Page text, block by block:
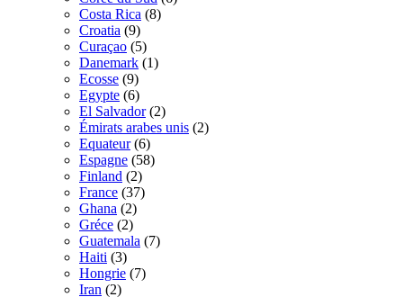
Costa Rica (8)
Croatia (9)
Curaçao (5)
Danemark (1)
Ecosse (9)
Egypte (6)
El Salvador (2)
Émirats arabes unis (2)
Equateur (6)
Espagne (58)
Finland (2)
France (37)
Ghana (2)
Gréce (2)
Guatemala (7)
Haiti (3)
Hongrie (7)
Iran (2)